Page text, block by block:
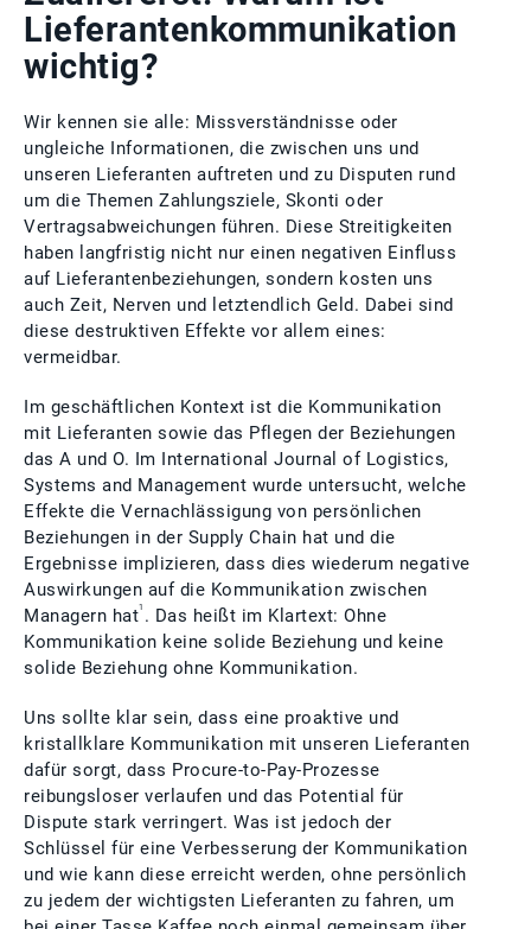
Lieferantenkommunikation
wichtig?
Wir kennen sie alle: Missverständnisse oder
ungleiche Informationen, die zwischen uns und
unseren Lieferanten auftreten und zu Disputen rund
um die Themen Zahlungsziele, Skonti oder
Vertragsabweichungen führen. Diese Streitigkeiten
haben langfristig nicht nur einen negativen Einfluss
auf Lieferantenbeziehungen, sondern kosten uns
auch Zeit, Nerven und letztendlich Geld. Dabei sind
diese destruktiven Effekte vor allem eines:
vermeidbar.
Im geschäftlichen Kontext ist die Kommunikation
mit Lieferanten sowie das Pflegen der Beziehungen
das A und O. Im International Journal of Logistics,
Systems and Management wurde untersucht, welche
Effekte die Vernachlässigung von persönlichen
Beziehungen in der Supply Chain hat und die
Ergebnisse implizieren, dass dies wiederum negative
Auswirkungen auf die Kommunikation zwischen
Managern hat1 . Das heißt im Klartext: Ohne
Kommunikation keine solide Beziehung und keine
solide Beziehung ohne Kommunikation.
Uns sollte klar sein, dass eine proaktive und
kristallklare Kommunikation mit unseren Lieferanten
dafür sorgt, dass Procure-to-Pay-Prozesse
reibungsloser verlaufen und das Potential für
Dispute stark verringert. Was ist jedoch der
Schlüssel für eine Verbesserung der Kommunikation
und wie kann diese erreicht werden, ohne persönlich
zu jedem der wichtigsten Lieferanten zu fahren, um